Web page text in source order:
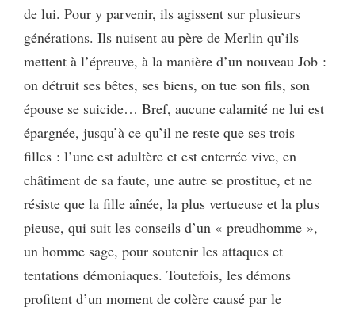
de lui. Pour y parvenir, ils agissent sur plusieurs
générations. Ils nuisent au père de Merlin qu’ils
mettent à l’épreuve, à la manière d’un nouveau Job :
on détruit ses bêtes, ses biens, on tue son fils, son
épouse se suicide… Bref, aucune calamité ne lui est
épargnée, jusqu’à ce qu’il ne reste que ses trois
filles : l’une est adultère et est enterrée vive, en
châtiment de sa faute, une autre se prostitue, et ne
résiste que la fille aînée, la plus vertueuse et la plus
pieuse, qui suit les conseils d’un « preudhomme »,
un homme sage, pour soutenir les attaques et
tentations démoniaques. Toutefois, les démons
profitent d’un moment de colère causé par le